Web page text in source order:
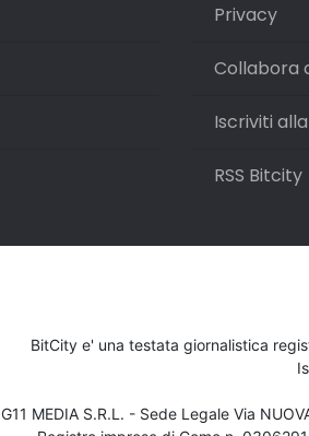
Privacy
Collabora
Iscriviti
RSS Bitcity
BitCity e' una testata giornalistica
G11 MEDIA S.R.L. - Sede Legale Via